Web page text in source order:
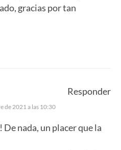
gracias por tan
de 2021 a las 10:30
nada, un placer que la
Responder